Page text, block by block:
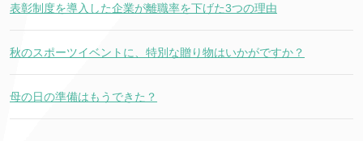
表彰制度を導入した企業が離職率を下げた3つの理由
秋のスポーツイベントに、特別な贈り物はいかがですか？
母の日の準備はもうできた？